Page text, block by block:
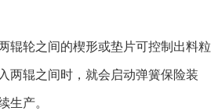
辊轮之间的楔形或垫片可控制出料粒
两辊之间时，就会启动弹簧保险装
生产。